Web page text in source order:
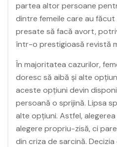
partea altor persoane
dintre femeile care au
presate să facă avort,
într-o prestigioasă revistă
În majoritatea cazurilor,
doresc să aibă și alte
aceste opțiuni devin
persoană o sprijină. Lipsa
alte opțiuni. Astfel,
alegere propriu-zisă, ci
din criza de sarcină.